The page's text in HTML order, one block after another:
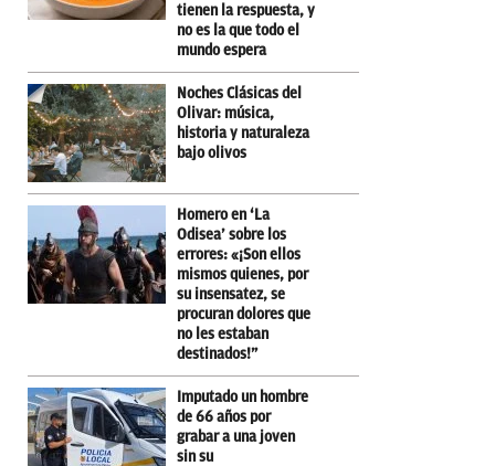
tienen la respuesta, y
no es la que todo el
mundo espera
Noches Clásicas del
Olivar: música,
historia y naturaleza
bajo olivos
Homero en ‘La
Odisea’ sobre los
errores: «¡Son ellos
mismos quienes, por
su insensatez, se
procuran dolores que
no les estaban
destinados!”
Imputado un hombre
de 66 años por
grabar a una joven
sin su